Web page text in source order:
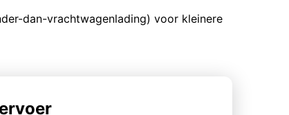
dan-vrachtwagenlading) voor kleinere